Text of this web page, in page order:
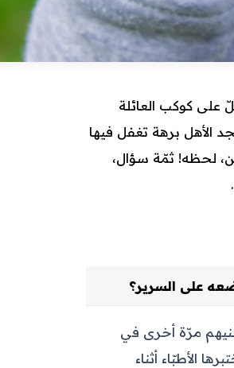
على كوكب العائلة
الأهل برهة تغفل فيها
لحظه! ثمّة سؤال،
على السرير؟
مرّة أخرى في
الأطبّاء أثناء